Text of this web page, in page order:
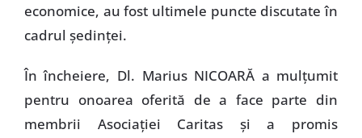
economice, au fost ultimele puncte discutate în
cadrul şedinţei.
În încheiere, Dl. Marius NICOARĂ a mulţumit
pentru onoarea oferită de a face parte din
membrii Asociaţiei Caritas şi a promis